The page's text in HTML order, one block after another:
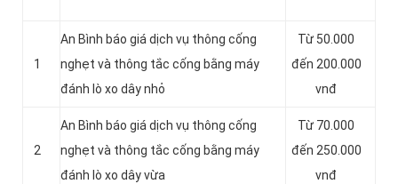
1
An Bình báo giá dịch vụ thông cống
nghẹt và thông tắc cống bằng máy
đánh lò xo dây nhỏ
Từ 50.000
đến 200.000
vnđ
2
An Bình báo giá dịch vụ thông cống
nghẹt và thông tắc cống bằng máy
đánh lò xo dây vừa
Từ 70.000
đến 250.000
vnđ